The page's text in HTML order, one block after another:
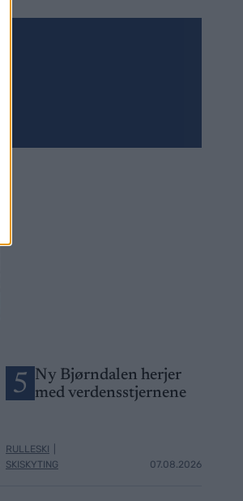
5 Ny Bjørndalen herjer
med verdensstjernene
RULLESKI
SKISKYTING
07.08.2026